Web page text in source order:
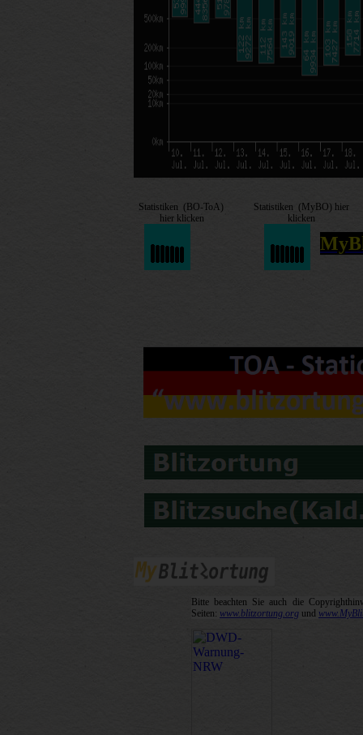
Statistiken (BO-ToA)
hier klicken
Statistiken (MyBO) hier
klicken
Bitte beachten Sie auch die
Seiten: www.blitzortung.org und